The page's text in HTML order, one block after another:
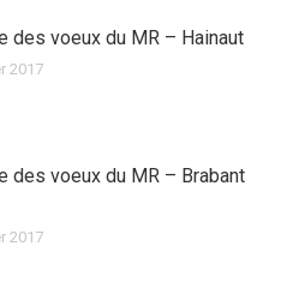
des voeux du MR – Hainaut
2017
des voeux du MR – Brabant
2017